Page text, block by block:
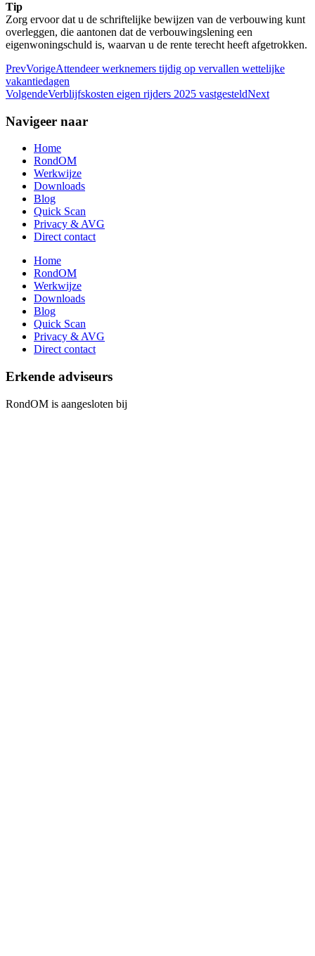
Tip
Zorg ervoor dat u de schriftelijke bewijzen van de verbouwing kunt
overleggen, die aantonen dat de verbouwingslening een
eigenwoningschuld is, waarvan u de rente terecht heeft afgetrokken.
PrevVorigeAttendeer werknemers tijdig op vervallen wettelijke
vakantiedagen
VolgendeVerblijfskosten eigen rijders 2025 vastgesteldNext
Navigeer naar
Home
RondOM
Werkwijze
Downloads
Blog
Quick Scan
Privacy & AVG
Direct contact
Home
RondOM
Werkwijze
Downloads
Blog
Quick Scan
Privacy & AVG
Direct contact
Erkende adviseurs
RondOM is aangesloten bij